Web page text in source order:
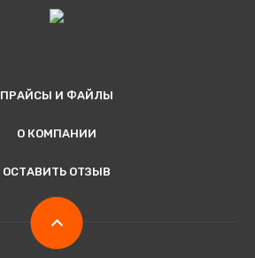
ПРАЙСЫ И ФАЙЛЫ
О КОМПАНИИ
ОСТАВИТЬ ОТЗЫВ